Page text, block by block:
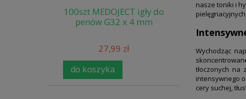
100szt MEDOJECT igły do
penów G32 x 4 mm
27,99 zł
do koszyka
nasze toniki i
pielęgnacyjnych.
Wychodząc
tłoczonych na
intensywnego
cery suchej,